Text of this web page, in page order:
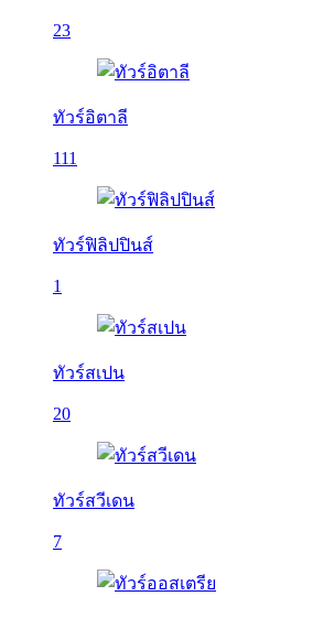
23
ทัวร์อิตาลี
111
ทัวร์ฟิลิปปินส์
1
ทัวร์สเปน
20
ทัวร์สวีเดน
7